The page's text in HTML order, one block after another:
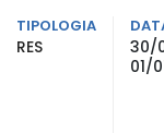
TIPOLOGIA
RES
30/
01/